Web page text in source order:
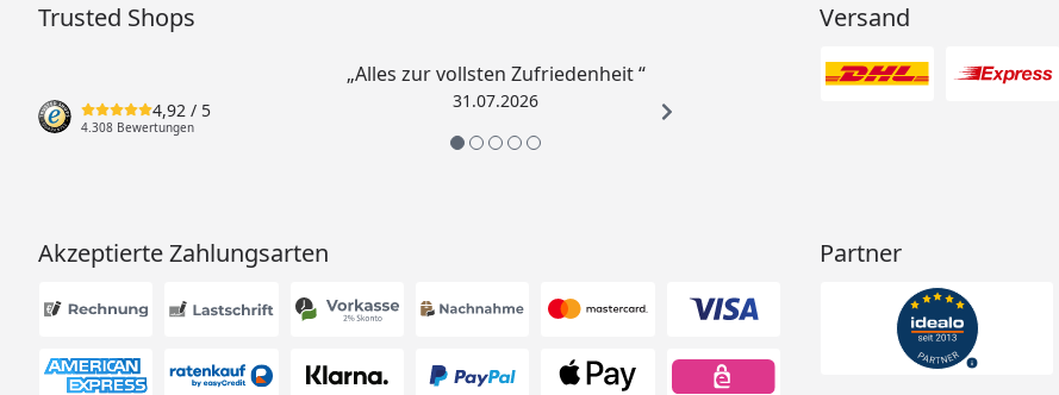
Trusted Shops
4,92 / 5
4.308 Bewertungen
„Alles zur vollsten Zufriedenheit “
31.07.2026
Versand
Akzeptierte Zahlungsarten Partner